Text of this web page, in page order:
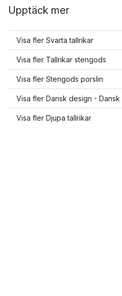
Upptäck mer
Visa fler Svarta tallrikar
Visa fler Tallrikar stengods
Visa fler Stengods porslin
Visa fler Dansk design -
Visa fler Djupa tallrikar